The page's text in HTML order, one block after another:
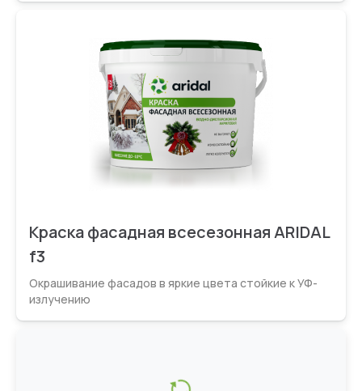
Краска фасадная всесезонная ARIDAL
f3
Окрашивание фасадов в яркие цвета стойкие к УФ-
излучению